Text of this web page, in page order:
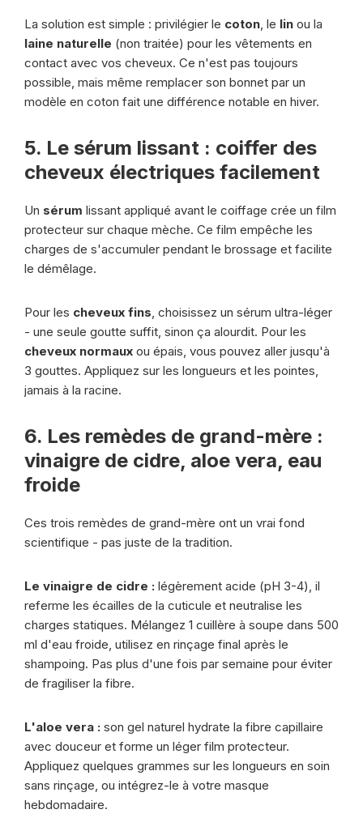
La solution est simple : privilégier le coton, le lin ou la
laine naturelle (non traitée) pour les vêtements en
contact avec vos cheveux. Ce n'est pas toujours
possible, mais même remplacer son bonnet par un
modèle en coton fait une différence notable en hiver.
5. Le sérum lissant : coiffer des
cheveux électriques facilement
Un sérum lissant appliqué avant le coiffage crée un film
protecteur sur chaque mèche. Ce film empêche les
charges de s'accumuler pendant le brossage et facilite
le démêlage.
Pour les cheveux fins, choisissez un sérum ultra-léger
- une seule goutte suffit, sinon ça alourdit. Pour les
cheveux normaux ou épais, vous pouvez aller jusqu'à
3 gouttes. Appliquez sur les longueurs et les pointes,
jamais à la racine.
6. Les remèdes de grand-mère :
vinaigre de cidre, aloe vera, eau
froide
Ces trois remèdes de grand-mère ont un vrai fond
scientifique - pas juste de la tradition.
Le vinaigre de cidre : légèrement acide (pH 3-4), il
referme les écailles de la cuticule et neutralise les
charges statiques. Mélangez 1 cuillère à soupe dans 500
ml d'eau froide, utilisez en rinçage final après le
shampoing. Pas plus d'une fois par semaine pour éviter
de fragiliser la fibre.
L'aloe vera : son gel naturel hydrate la fibre capillaire
avec douceur et forme un léger film protecteur.
Appliquez quelques grammes sur les longueurs en soin
sans rinçage, ou intégrez-le à votre masque
hebdomadaire.